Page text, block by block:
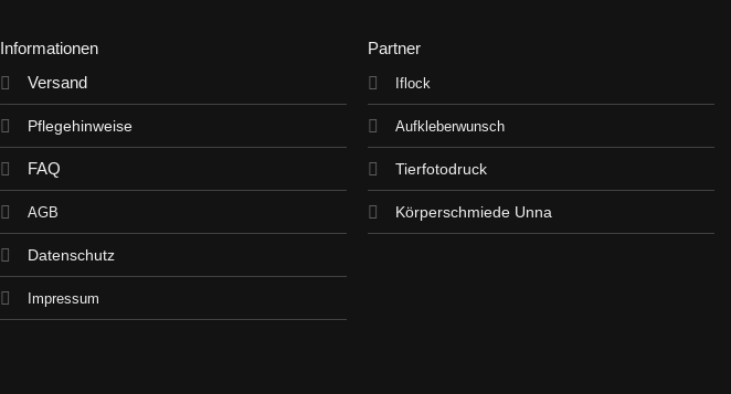
Informationen
Versand
Pflegehinweise
FAQ
AGB
Datenschutz
Impressum
Partner
Iflock
Aufkleberwunsch
Tierfotodruck
Körperschmiede Unna